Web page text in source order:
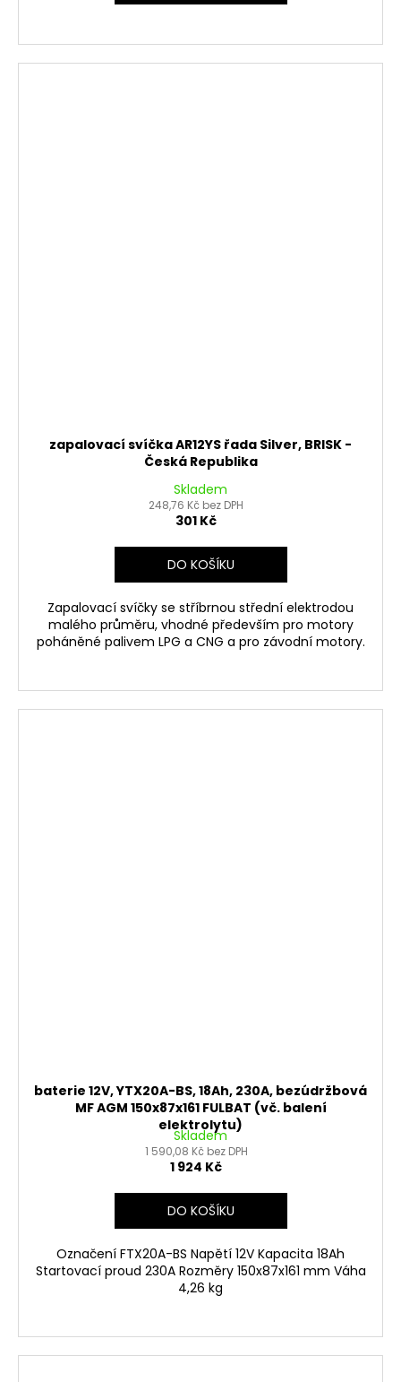
zapalovací svíčka AR12YS řada Silver, BRISK -
Česká Republika
Skladem
248,76 Kč bez DPH
301 Kč
DO KOŠÍKU
Zapalovací svíčky se stříbrnou střední elektrodou
malého průměru, vhodné především pro motory
poháněné palivem LPG a CNG a pro závodní motory.
baterie 12V, YTX20A-BS, 18Ah, 230A, bezúdržbová
MF AGM 150x87x161 FULBAT (vč. balení
elektrolytu)
Skladem
1 590,08 Kč bez DPH
1 924 Kč
DO KOŠÍKU
Označení FTX20A-BS Napětí 12V Kapacita 18Ah
Startovací proud 230A Rozměry 150x87x161 mm Váha
4,26 kg